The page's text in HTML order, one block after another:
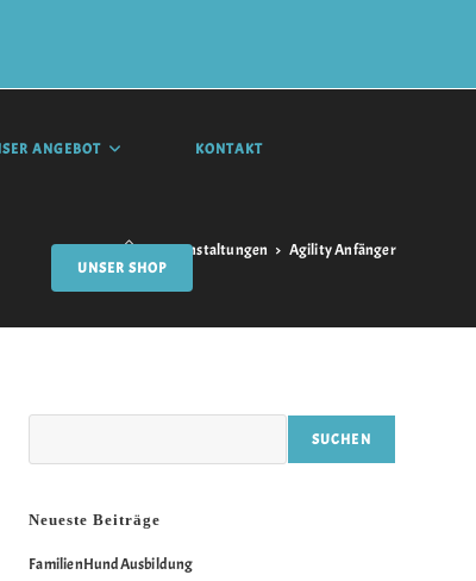
ANGEBOT KONTAKT
UNSER SHOP
> Veranstaltungen > Agility Anfänger
SUCHEN
Neueste Beiträge
FamilienHundAusbildung